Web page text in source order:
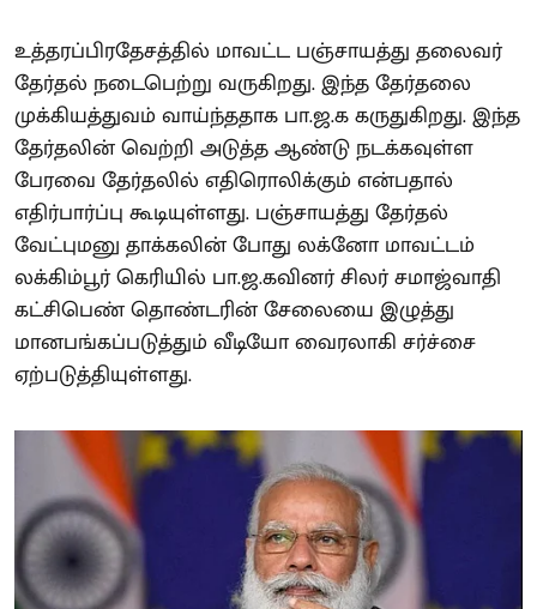
உத்தரப்பிரதேசத்தில் மாவட்ட பஞ்சாயத்து தலைவர்
தேர்தல் நடைபெற்று வருகிறது. இந்த தேர்தலை
முக்கியத்துவம் வாய்ந்ததாக பா.ஜ.க கருதுகிறது. இந்த
தேர்தலின் வெற்றி அடுத்த ஆண்டு நடக்கவுள்ள
பேரவை தேர்தலில் எதிரொலிக்கும் என்பதால்
எதிர்பார்ப்பு கூடியுள்ளது. பஞ்சாயத்து தேர்தல்
வேட்புமனு தாக்கலின் போது லக்னோ மாவட்டம்
லக்கிம்பூர் கெரியில் பா.ஜ.கவினர் சிலர் சமாஜ்வாதி
கட்சிபெண் தொண்டரின் சேலையை இழுத்து
மானபங்கப்படுத்தும் வீடியோ வைரலாகி சர்ச்சை
ஏற்படுத்தியுள்ளது.